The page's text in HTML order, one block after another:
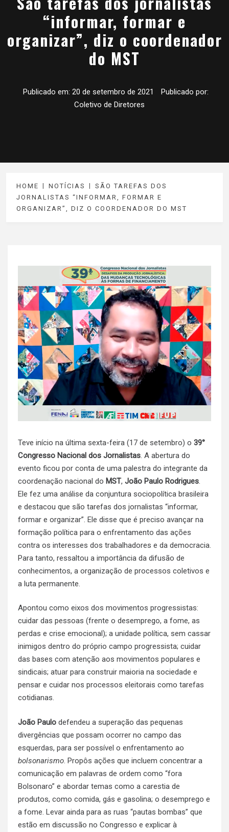
“informar, formar e
organizar”, diz o coordenador
do MST
Publicado em: 20 de setembro de 2021
Publicado por:
Coletivo de Diretores
HOME NOTÍCIAS
SÃO TAREFAS DOS
JORNALISTAS “INFORMAR, FORMAR E
ORGANIZAR”, DIZ O COORDENADOR DO MST
Teve início na última sexta-feira (17 de setembro) o 39°
Congresso Nacional dos Jornalistas . A abertura do
evento ficou por conta de uma palestra do integrante da
coordenação nacional do MST, João Paulo Rodrigues
Ele fez uma análise da conjuntura sociopolítica brasileira
e destacou que são tarefas dos jornalistas “informar,
formar e organizar”. Ele disse que é preciso avançar na
formação política para o enfrentamento das ações
contra os interesses dos trabalhadores e da democracia.
Para tanto, ressaltou a importância da difusão de
conhecimentos, a organização de processos coletivos e
a luta permanente.
Apontou como eixos dos movimentos progressistas:
cuidar das pessoas (frente o desemprego, a fome, as
perdas e crise emocional); a unidade política, sem cassar
inimigos dentro do próprio campo progressista; cuidar
das bases com atenção aos movimentos populares e
sindicais; atuar para construir maioria na sociedade e
pensar e cuidar nos processos eleitorais como tarefas
cotidianas.
João Paulo defendeu a superação das pequenas
divergências que possam ocorrer no campo das
esquerdas, para ser possível o enfrentamento ao
bolsonarismo . Propôs ações que incluem concentrar a
comunicação em palavras de ordem como “fora
Bolsonaro” e abordar temas como a carestia de
produtos, como comida, gás e gasolina; o desemprego e
a fome. Levar ainda para as ruas “pautas bombas” que
estão em discussão no Congresso e explicar à